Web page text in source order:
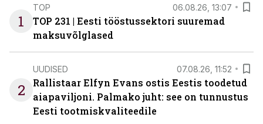
1
TOP 06.08.26, 13:07
TOP 231 | Eesti tööstussektori suuremad
maksuvõlglased
2
UUDISED 07.08.26, 11:52
Rallistaar Elfyn Evans ostis Eestis toodetud
aiapaviljoni. Palmako juht: see on tunnustus
Eesti tootmiskvaliteedile